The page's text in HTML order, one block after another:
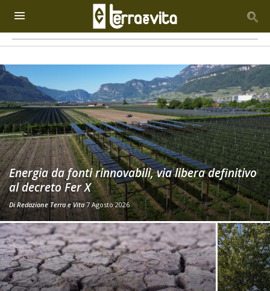
Energia da fonti rinnovabili, via libera definitivo
al decreto Fer X
Di Redazione Terra e Vita 7 Agosto 2026